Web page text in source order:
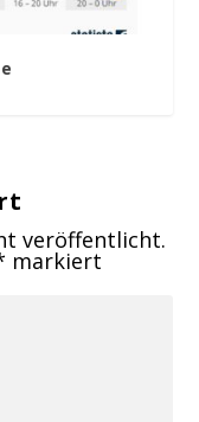
veröffentlicht.
markiert